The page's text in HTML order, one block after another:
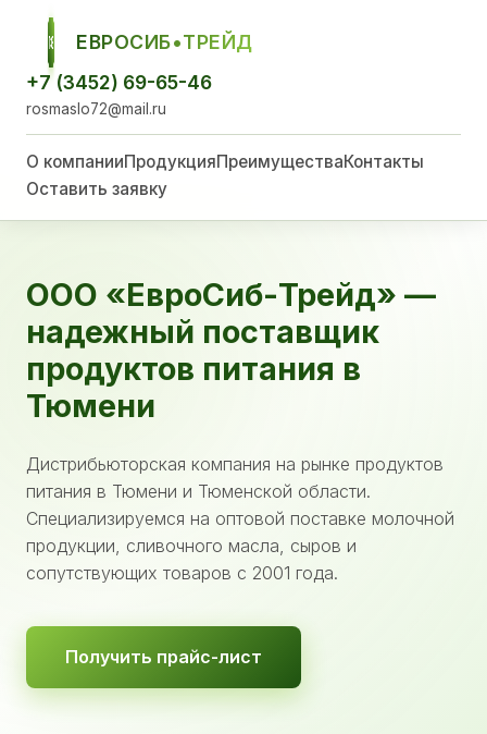
ЕСТ
ЕВРОСИБ•ТРЕЙД
+7 (3452) 69-65-46
rosmaslo72@mail.ru
О компанииПродукцияПреимуществаКонтакты
Оставить заявку
ООО «ЕвроСиб-Трейд» —
надежный поставщик
продуктов питания в
Тюмени
Дистрибьюторская компания на рынке продуктов
питания в Тюмени и Тюменской области.
Специализируемся на оптовой поставке молочной
продукции, сливочного масла, сыров и
сопутствующих товаров с 2001 года.
Получить прайс-лист